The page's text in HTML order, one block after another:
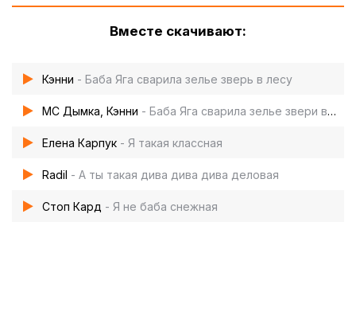
Вместе скачивают:
Кэнни - Баба Яга сварила зелье зверь в лесу
МС Дымка, Кэнни - Баба Яга сварила зелье звери в лесу
Елена Карпук - Я такая классная
Radil - А ты такая дива дива дива деловая
Стоп Кард - Я не баба снежная